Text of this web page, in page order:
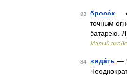
83 бросо́к —
точным
батарею.
Малый
84 вида́ть —